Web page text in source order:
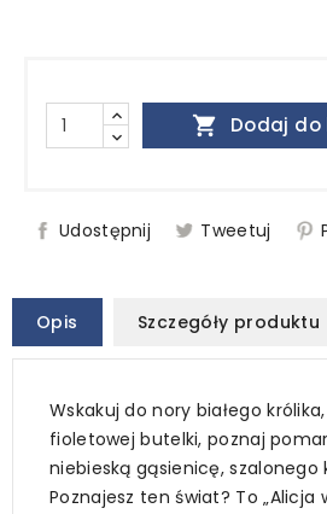
 Dodaj do
Udostępnij Tweetuj
Opis Szczegóły produktu
Wskakuj do nory białego
fioletowej butelki, poznaj
niebieską gąsienicę, szalonego
Poznajesz ten świat? To „Alicja